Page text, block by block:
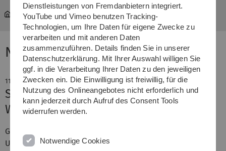
News
11. November 2008
SCOR-Preis 2008 an Ulmer
Wissenschaftler vergeben
Große Anerkennung für zwei Absolventen der Universität
Ulm. SCOR Deutschland, eine Tochtergesellschaft des
Dienstleistungen von Fremdanbietern integriert.
YouTube und Vimeo benutzen Tracking-
Technologien, um Ihre Daten für eigene Zwecke zu
verarbeiten und mit anderen Daten
zusammenzuführen. Details finden Sie in unserer
Datenschutzerklärung. Mit Ihrer Auswahl willigen Sie
ggf. in die Verarbeitung Ihrer Daten zu den jeweiligen
Zwecken ein. Die Einwilligung ist freiwillig, für die
Nutzung des Onlineangebotes nicht erforderlich und
kann jederzeit durch Aufruf des Consent Tools
widerrufen werden.
Notwendige Cookies